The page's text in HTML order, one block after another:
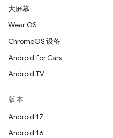
大屏幕
Wear OS
ChromeOS 设备
Android for Cars
Android TV
版本
Android 17
Android 16